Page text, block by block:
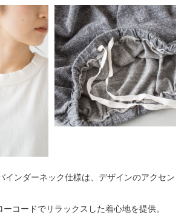
インダーネック仕様は、デザインのアクセン
コードでリラックスした着心地を提供。